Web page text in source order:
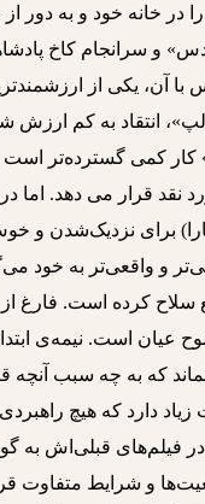
در خانه خود و به
و سرانجام کاخ
با آن، یکی از
انتقاد به کم
کار کمی گسترده‌تر
نقد قرار می دهد. اما
برای نزدیک‌شدن و
و واقعی‌تر به خود
خلع سلاح کرده است.
عیان است. نیمه‌ی
که به چه سبب آنچه
زیاد دارد که هیچ
در فیلم‌های قبلی‌اش
و شرایط متفاوت